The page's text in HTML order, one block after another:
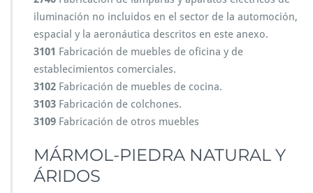
iluminación no incluidos en el sector de la automoción,
espacial y la aeronáutica descritos en este anexo.
3101 Fabricación de muebles de oficina y de
establecimientos comerciales.
3102 Fabricación de muebles de cocina.
3103 Fabricación de colchones.
3109 Fabricación de otros muebles
MÁRMOL-PIEDRA NATURAL Y
ÁRIDOS